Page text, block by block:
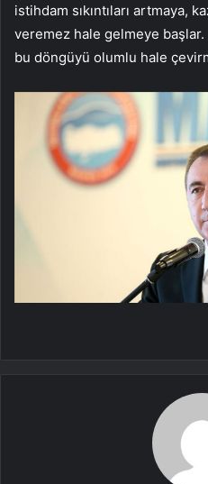
istihdam sıkıntıları artmaya,
veremez hale gelmeye
bu döngüyü olumlu hale